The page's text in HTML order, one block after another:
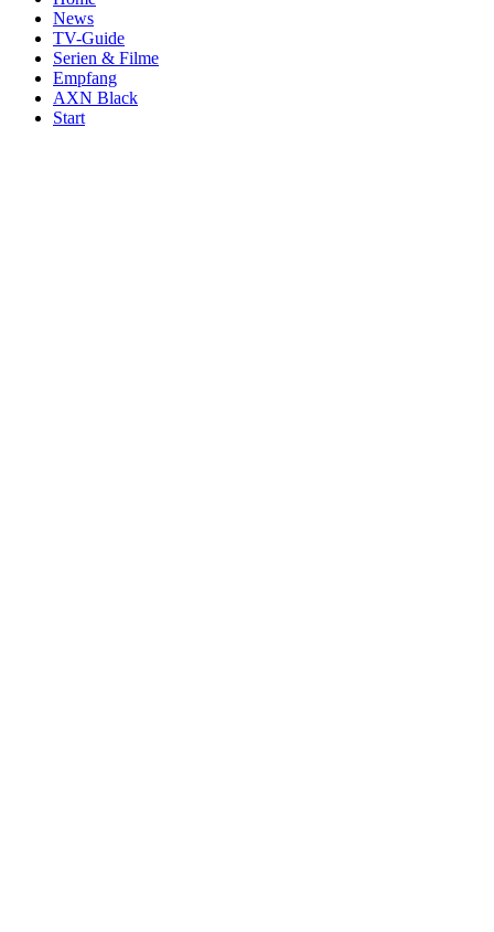
News
TV-Guide
Serien & Filme
Empfang
AXN Black
Start